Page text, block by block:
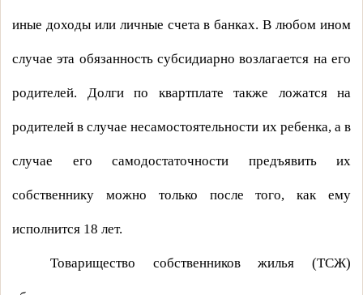
иные доходы или личные счета в банках. В любом ином
случае эта обязанность субсидиарно возлагается на его
родителей. Долги по квартплате также ложатся на
родителей в случае несамостоятельности их ребенка, а в
случае его самодостаточности предъявить их
собственнику можно только после того, как ему
исполнится 18 лет.
Товарищество собственников жилья (ТСЖ)